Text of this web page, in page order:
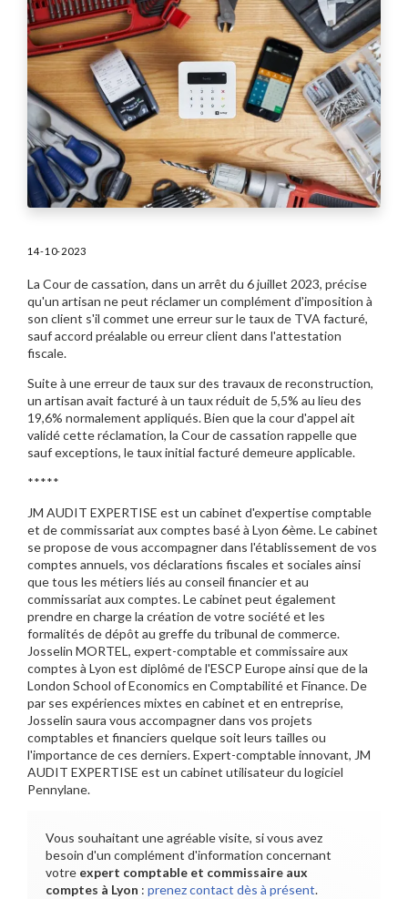
14-10-2023
La Cour de cassation, dans un arrêt du 6 juillet 2023, précise
qu'un artisan ne peut réclamer un complément d'imposition à
son client s'il commet une erreur sur le taux de TVA facturé,
sauf accord préalable ou erreur client dans l'attestation
fiscale.
Suite à une erreur de taux sur des travaux de reconstruction,
un artisan avait facturé à un taux réduit de 5,5% au lieu des
19,6% normalement appliqués. Bien que la cour d'appel ait
validé cette réclamation, la Cour de cassation rappelle que
sauf exceptions, le taux initial facturé demeure applicable.
*****
JM AUDIT EXPERTISE est un cabinet d'expertise comptable
et de commissariat aux comptes basé à Lyon 6ème. Le cabinet
se propose de vous accompagner dans l'établissement de vos
comptes annuels, vos déclarations fiscales et sociales ainsi
que tous les métiers liés au conseil financier et au
commissariat aux comptes. Le cabinet peut également
prendre en charge la création de votre société et les
formalités de dépôt au greffe du tribunal de commerce.
Josselin MORTEL, expert-comptable et commissaire aux
comptes à Lyon est diplômé de l'ESCP Europe ainsi que de la
London School of Economics en Comptabilité et Finance. De
par ses expériences mixtes en cabinet et en entreprise,
Josselin saura vous accompagner dans vos projets
comptables et financiers quelque soit leurs tailles ou
l'importance de ces derniers. Expert-comptable innovant, JM
AUDIT EXPERTISE est un cabinet utilisateur du logiciel
Pennylane.
Vous souhaitant une agréable visite, si vous avez
besoin d'un complément d'information concernant
votre expert comptable et commissaire aux
comptes à Lyon : prenez contact dès à présent.